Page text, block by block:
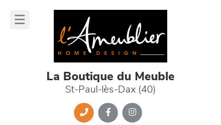
La Boutique du Meuble
St-Paul-lès-Dax (40)